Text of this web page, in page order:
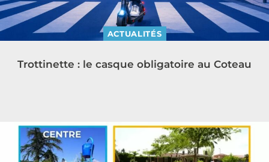
ACTUALITÉS
Trottinette : le casque obligatoire au Coteau